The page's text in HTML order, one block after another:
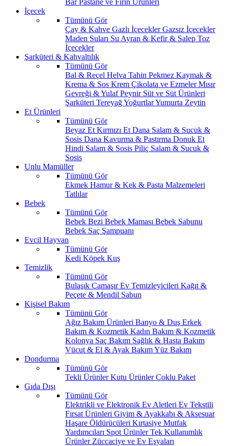
İçecek
Tümünü Gör
Çay & Kahve Gazlı İçeceklerGazsız İçecekler
Maden Suları Su Ayran & Kefir & Salep Toz
İçecekler
Şarküteri & Kahvaltılık
Tümünü Gör
Bal & Reçel Helva Tahin Pekmez Kaymak &
Krema & Sos Krem Çikolata ve EzmelerMısır
Gevreği & YulafPeynir Süt ve Süt Ürünleri
Şarküteri TereyağYoğurtlarYumurta Zeytin
Et Ürünleri
Tümünü Gör
Beyaz Et Kırmızı Et Dana Salam & Sucuk &
Sosis Dana Kavurma & Pastırma Donuk Et
Hindi Salam & Sosis Piliç Salam & Sucuk &
Sosis
Unlu Mamüller
Tümünü Gör
Ekmek Hamur & Kek & Pasta Malzemeleri
Tatlılar
Bebek
Tümünü Gör
Bebek Bezi Bebek Maması Bebek Sabunu
Bebek Saç Şampuanı
Evcil Hayvan
Tümünü Gör
Kedi Köpek Kuş
Temizlik
Tümünü Gör
Bulaşık ÇamaşırEv Temizleyicileri Kağıt &
Peçete & Mendil Sabun
Kişisel Bakım
Tümünü Gör
Ağız Bakım Ürünleri Banyo & Duş Erkek
Bakım & Kozmetik Kadın Bakım & Kozmetik
Kolonya Saç Bakım Sağlık & Hasta Bakım
Vücut & El & Ayak BakımYüz Bakım
Dondurma
Tümünü Gör
Tekli ÜrünlerKutu ÜrünlerÇoklu Paket
Gıda Dışı
Tümünü Gör
Elektrikli ve Elektronik Ev Aletleri Ev Tekstili
Fırsat Ürünleri Giyim & Ayakkabı & Aksesuar
Haşare Öldürücüleri Kırtasiye Mutfak
Yardımcıları Spot ÜrünlerTek Kullanımlık
Ürünler Züccaciye ve Ev Eşyaları